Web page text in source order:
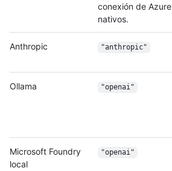
conexión de Azure
nativos.
Anthropic "anthropic"
Ollama "openai"
Microsoft Foundry
local
"openai"